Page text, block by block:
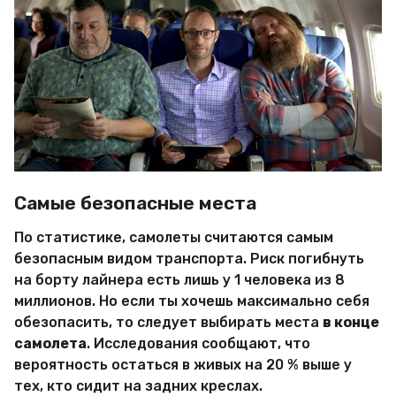
Самые безопасные места
По статистике, самолеты считаются самым
безопасным видом транспорта. Риск погибнуть
на борту лайнера есть лишь у 1 человека из 8
миллионов. Но если ты хочешь максимально себя
обезопасить, то следует выбирать места в конце
самолета. Исследования сообщают, что
вероятность остаться в живых на 20 % выше у
тех, кто сидит на задних креслах.